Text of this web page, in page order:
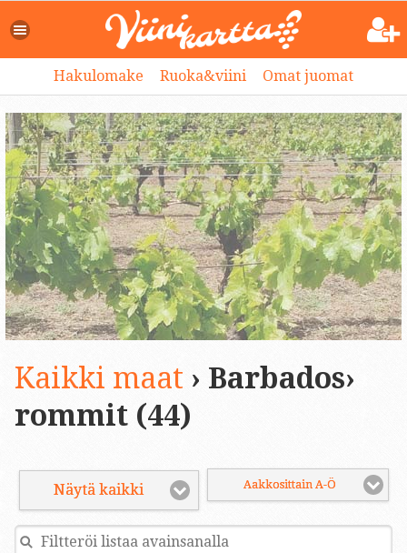
Hakulomake Ruoka&viini Omat juomat
Kaikki maat › Barbados›
rommit (44)
Näytä kaikki Aakkosittain A-Ö